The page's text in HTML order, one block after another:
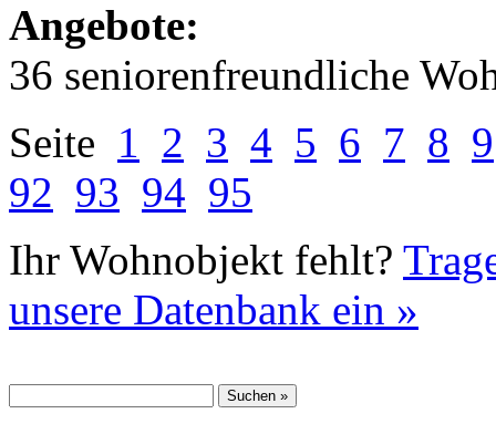
Angebote:
36 seniorenfreundliche
Seite 1 2 3 4 5 6 7 8 9
92 93 94 95
Ihr Wohnobjekt fehlt?
unsere Datenbank ein »